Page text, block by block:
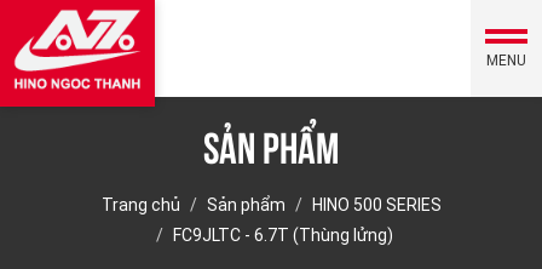
MENU
Sản phẩm
Trang chủ Sản phẩm
HINO 500 SERIES
FC9JLTC - 6.7T (Thùng lửng)